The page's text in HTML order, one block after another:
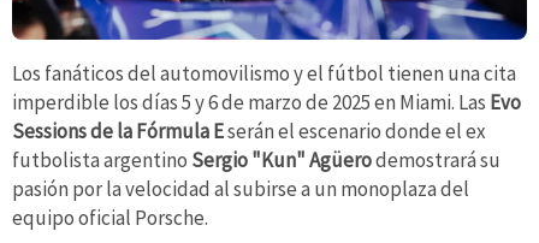
Los fanáticos del automovilismo y el fútbol tienen una cita
imperdible los días 5 y 6 de marzo de 2025 en Miami. Las Evo
Sessions de la Fórmula Eserán el escenario donde el ex
futbolista argentino Sergio "Kun" Agüerodemostrará su
pasión por la velocidad al subirse a un monoplaza del
equipo oficial Porsche.